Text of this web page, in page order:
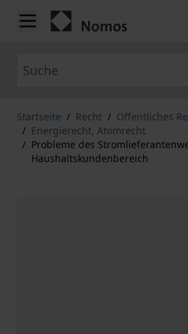
Zum Inhalt springen
Startseite / Recht / Öffentliches
/ Energierecht, Atomrecht
/ Probleme des
Haushaltskundenbereich